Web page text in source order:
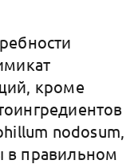
кроме
nodosum,
в правильном